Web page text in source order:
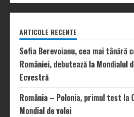
ARTICOLE RECENTE
Sofia Berevoianu, cea mai tânără
României, debutează la Mondialul
Ecvestră
România – Polonia, primul test la
Mondial de volei